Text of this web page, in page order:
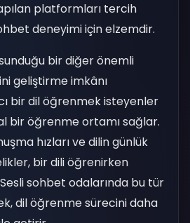
platformları tercih
deneyimi için elzemdir.
bir diğer önemli
geliştirme imkânı
bir dil öğrenmek isteyenler
bir öğrenme ortamı sağlar.
hızları ve dilin günlük
bir dili öğrenirken
sohbet odalarında bu tür
dil öğrenme sürecini daha